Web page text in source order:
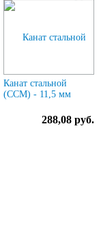
Канат стальной
(ССМ) - 11,5 мм
288,08 руб.